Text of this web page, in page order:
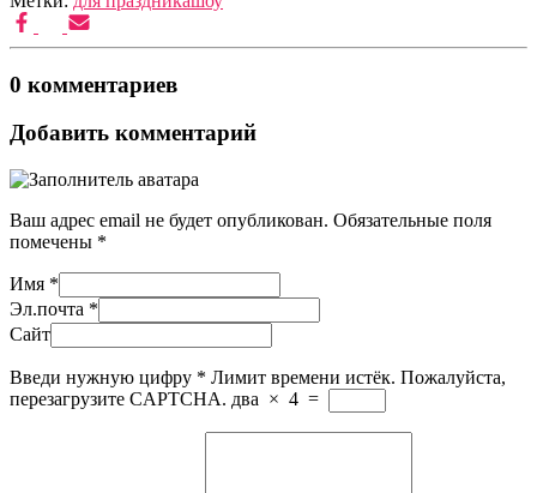
0 комментариев
Добавить комментарий
Ваш адрес email не будет опубликован. Обязательные поля
помечены *
Имя *
Эл.почта *
Сайт
Введи нужную цифру * Лимит времени истёк. Пожалуйста,
перезагрузите CAPTCHA. два × 4 =